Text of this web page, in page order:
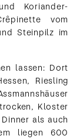
Koriander-
vom
Steinpilz im
lassen: Dort
Riesling
Kloster
als auch
liegen 600